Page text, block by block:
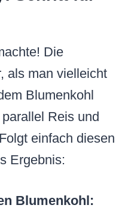
Die
als man vielleicht
Blumenkohl
Reis und
einfach diesen
Ergebnis:
Blumenkohl: